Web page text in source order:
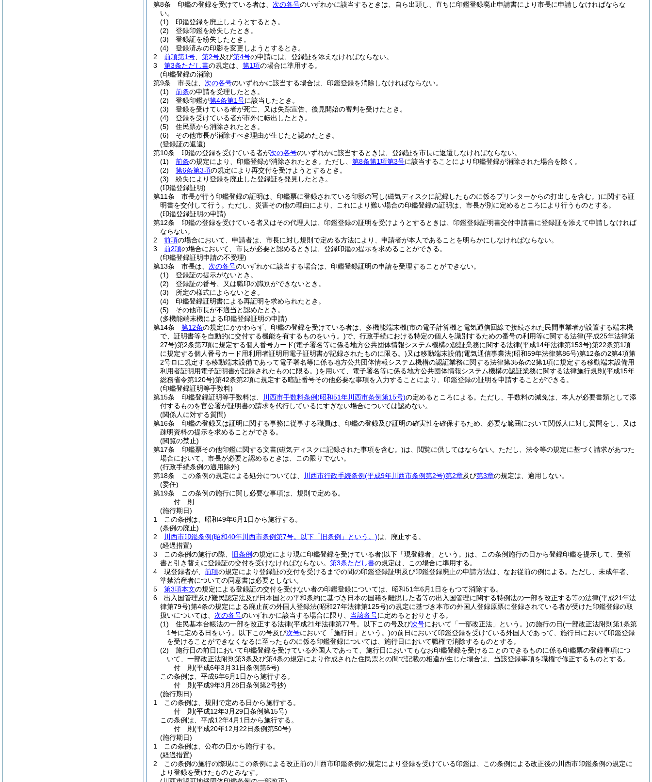
第8条
印鑑の登録を受けている者は、 次の各号のいずれかに該当するときは、自ら出頭し、直ちに印鑑登録廃止申請書により市長に申請しなければならな
い。
(1)
印鑑登録を廃止しようとするとき。
(2)
登録印鑑を紛失したとき。
(3)
登録証を紛失したとき。
(4)
登録済みの印影を変更しようとするとき。
2
前項第1号 第2号及び第4号の申請には、登録証を添えなければならない。
3
第3条ただし書の規定は、 第1項の場合に準用する。
(印鑑登録の消除)
第9条
市長は、 次の各号のいずれかに該当する場合は、印鑑登録を消除しなければならない。
(1)
前条の申請を受理したとき。
(2)
登録印鑑が第4条第1号に該当したとき。
(3)
登録を受けている者が死亡、又は失踪宣告、後見開始の審判を受けたとき。
(4)
登録を受けている者が市外に転出したとき。
(5)
住民票から消除されたとき。
(6)
その他市長が消除すべき理由が生じたと認めたとき。
(登録証の返還)
第10条
印鑑の登録を受けている者が次の各号のいずれかに該当するときは、登録証を市長に返還しなければならない。
(1)
前条の規定により、印鑑登録が消除されたとき。 ただし、 第8条第1項第3号に該当することにより印鑑登録が消除された場合を除く。
(2)
第6条第3項の規定により再交付を受けようとするとき。
(3)
紛失により登録を廃止した登録証を発見したとき。
(印鑑登録証明)
第11条
市長が行う印鑑登録の証明は、印鑑票に登録されている印影の写し(磁気ディスクに記録したものに係るプリンターからの打出しを含む。)に関する証
明書を交付して行う。 ただし、災害その他の理由により、これにより難い場合の印鑑登録の証明は、市長が別に定めるところにより行うものとする。
(印鑑登録証明の申請)
第12条
印鑑の登録を受けている者又はその代理人は、印鑑登録の証明を受けようとするときは、印鑑登録証明書交付申請書に登録証を添えて申請しなければ
ならない。
2
前項の場合において、申請者は、市長に対し規則で定める方法により、申請者が本人であることを明らかにしなければならない。
3
前2項の場合において、市長が必要と認めるときは、登録印鑑の提示を求めることができる。
(印鑑登録証明申請の不受理)
第13条
市長は、 次の各号のいずれかに該当する場合は、印鑑登録証明の申請を受理することができない。
(1)
登録証の提示がないとき。
(2)
登録証の番号、又は職印の識別ができないとき。
(3)
所定の様式によらないとき。
(4)
印鑑登録証明書による再証明を求められたとき。
(5)
その他市長が不適当と認めたとき。
(多機能端末機による印鑑登録証明の申請)
第14条
第12条の規定にかかわらず、印鑑の登録を受けている者は、多機能端末機(市の電子計算機と電気通信回線で接続された民間事業者が設置する端末機
で、証明書等を自動的に交付する機能を有するものをいう。)で、行政手続における特定の個人を識別するための番号の利用等に関する法律(平成25年法律第
27号)第2条第7項に規定する個人番号カード(電子署名等に係る地方公共団体情報システム機構の認証業務に関する法律(平成14年法律第153号)第22条第1項
に規定する個人番号カード用利用者証明用電子証明書が記録されたものに限る。)又は移動端末設備(電気通信事業法(昭和59年法律第86号)第12条の2第4項第
2号ロに規定する移動端末設備であって電子署名等に係る地方公共団体情報システム機構の認証業務に関する法律第35条の2第1項に規定する移動端末設備用
利用者証明用電子証明書が記録されたものに限る。)を用いて、電子署名等に係る地方公共団体情報システム機構の認証業務に関する法律施行規則 (平成15年
総務省令第120号)第42条第2項に規定する暗証番号その他必要な事項を入力することにより、印鑑登録の証明を申請することができる。
(印鑑登録証明等手数料)
第15条
印鑑登録証明等手数料は、 川西市手数料条例(昭和51年川西市条例第15号)の定めるところによる。 ただし、手数料の減免は、本人が必要書類として添
付するものを官公署が証明書の請求を代行しているにすぎない場合については認めない。
(関係人に対する質問)
第16条
印鑑の登録又は証明に関する事務に従事する職員は、印鑑の登録及び証明の確実性を確保するため、必要な範囲において関係人に対し質問をし、又は
疎明資料の提示を求めることができる。
(閲覧の禁止)
第17条
印鑑票その他印鑑に関する文書(磁気ディスクに記録された事項を含む。)は、閲覧に供してはならない。 ただし、法令等の規定に基づく請求があつた
場合において、市長が必要と認めるときは、この限りでない。
(行政手続条例の適用除外)
第18条
この条例の規定による処分については、 川西市行政手続条例(平成9年川西市条例第2号)第2章及び第3章の規定は、適用しない。
(委任)
第19条
この条例の施行に関し必要な事項は、規則で定める。
付 則
(施行期日)
1
この条例は、昭和49年6月1日から施行する。
(条例の廃止)
2
川西市印鑑条例(昭和40年川西市条例第7号。以下「旧条例」という。)は、廃止する。
(経過措置)
3
この条例の施行の際、 旧条例の規定により現に印鑑登録を受けている者(以下「現登録者」という。)は、この条例施行の日から登録印鑑を提示して、受領
書と引き替えに登録証の交付を受けなければならない。 第3条ただし書の規定は、この場合に準用する。
4
現登録者が、 前項の規定により登録証の交付を受けるまでの間の印鑑登録証明及び印鑑登録廃止の申請方法は、なお従前の例による。 ただし、未成年者、
準禁治産者についての同意書は必要としない。
5
第3項本文の規定による登録証の交付を受けない者の印鑑登録については、昭和51年6月1日をもつて消除する。
6
出入国管理及び難民認定法及び日本国との平和条約に基づき日本の国籍を離脱した者等の出入国管理に関する特例法の一部を改正する等の法律(平成21年法
律第79号)第4条の規定による廃止前の外国人登録法(昭和27年法律第125号)の規定に基づき本市の外国人登録原票に登録されている者が受けた印鑑登録の取
扱いについては、 次の各号のいずれかに該当する場合に限り、 当該各号に定めるとおりとする。
(1)
住民基本台帳法の一部を改正する法律(平成21年法律第77号。以下この号及び次号において「一部改正法」という。)の施行の日(一部改正法附則第1条第
1号に定める日をいう。以下この号及び次号において「施行日」という。)の前日において印鑑登録を受けている外国人であって、施行日において印鑑登録
を受けることができなくなるに至ったものに係る印鑑登録については、施行日において職権で消除するものとする。
(2)
施行日の前日において印鑑登録を受けている外国人であって、施行日においてもなお印鑑登録を受けることのできるものに係る印鑑票の登録事項につ
いて、一部改正法附則第3条及び第4条の規定により作成された住民票との間で記載の相違が生じた場合は、当該登録事項を職権で修正するものとする。
付 則(平成6年3月31日条例第6号)
この条例は、平成6年6月1日から施行する。
付 則(平成9年3月28日条例第2号抄)
(施行期日)
1
この条例は、規則で定める日から施行する。
付 則(平成12年3月29日条例第15号)
この条例は、平成12年4月1日から施行する。
付 則(平成20年12月22日条例第50号)
(施行期日)
1
この条例は、公布の日から施行する。
(経過措置)
2
この条例の施行の際現にこの条例による改正前の川西市印鑑条例の規定により登録を受けている印鑑は、この条例による改正後の川西市印鑑条例の規定に
より登録を受けたものとみなす。